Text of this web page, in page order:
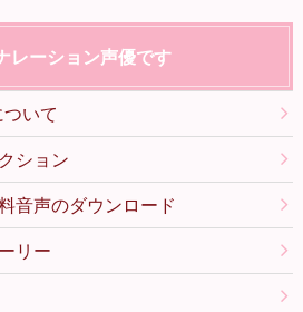
レーション声優です
いて
ション
音声のダウンロード
リー